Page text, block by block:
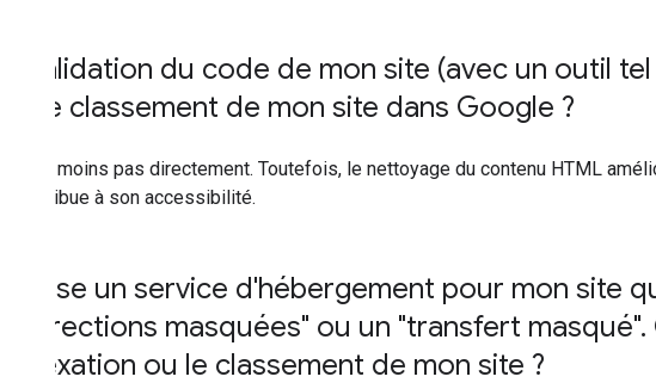
La validation du code de mon site (avec un outil
sur le classement de mon site dans Google ?
Non, du moins pas directement. Toutefois, le nettoyage du contenu HTML
et contribue à son accessibilité.
J'utilise un service d'hébergement pour mon site
"redirections masquées" ou un "transfert masqué".
l'indexation ou le classement de mon site ?